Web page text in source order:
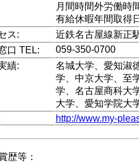
月間時間外労働時
有給休暇年間取得
ス:
近鉄名古屋線新正
口 TEL:
059-350-0700
績:
名城大学、愛知淑
学、中京大学、至
学、名古屋商科大
大学、愛知学院大
http://www.my-
歴等：